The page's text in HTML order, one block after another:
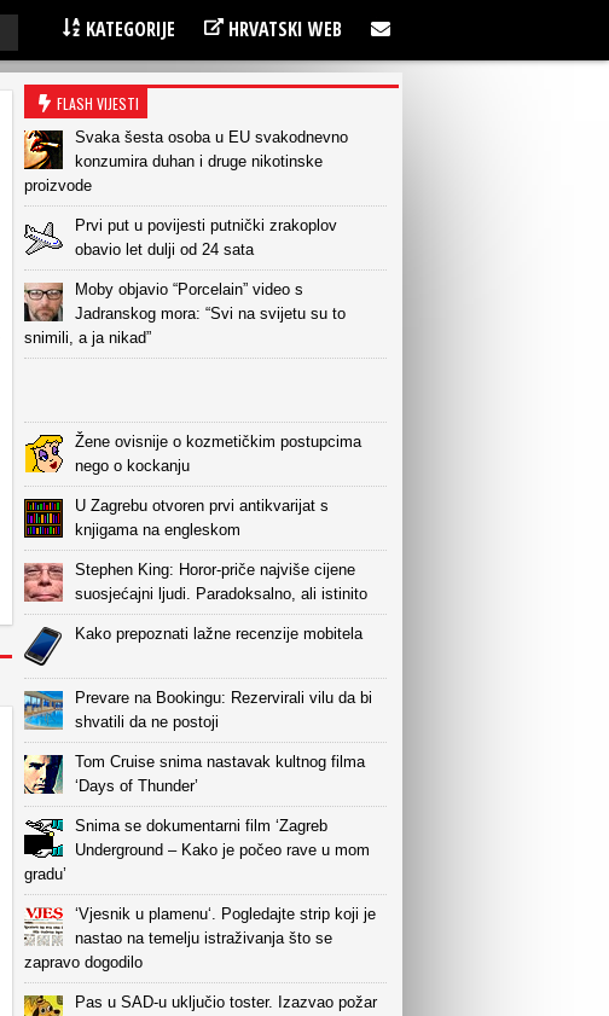
KATEGORIJE HRVATSKI WEB
FLASH VIJESTI
Svaka šesta osoba u EU svakodnevno
konzumira duhan i druge nikotinske
proizvode
Prvi put u povijesti putnički zrakoplov
obavio let dulji od 24 sata
Moby objavio “Porcelain” video s
Jadranskog mora: “Svi na svijetu su to
snimili, a ja nikad”
Žene ovisnije o kozmetičkim postupcima
nego o kockanju
U Zagrebu otvoren prvi antikvarijat s
knjigama na engleskom
Stephen King: Horor-priče najviše cijene
suosjećajni ljudi. Paradoksalno, ali istinito
Kako prepoznati lažne recenzije mobitela
Prevare na Bookingu: Rezervirali vilu da bi
shvatili da ne postoji
Tom Cruise snima nastavak kultnog filma
‘Days of Thunder’
Snima se dokumentarni film ‘Zagreb
Underground – Kako je počeo rave u mom
gradu’
‘Vjesnik u plamenu‘. Pogledajte strip koji je
nastao na temelju istraživanja što se
zapravo dogodilo
Pas u SAD-u uključio toster. Izazvao požar